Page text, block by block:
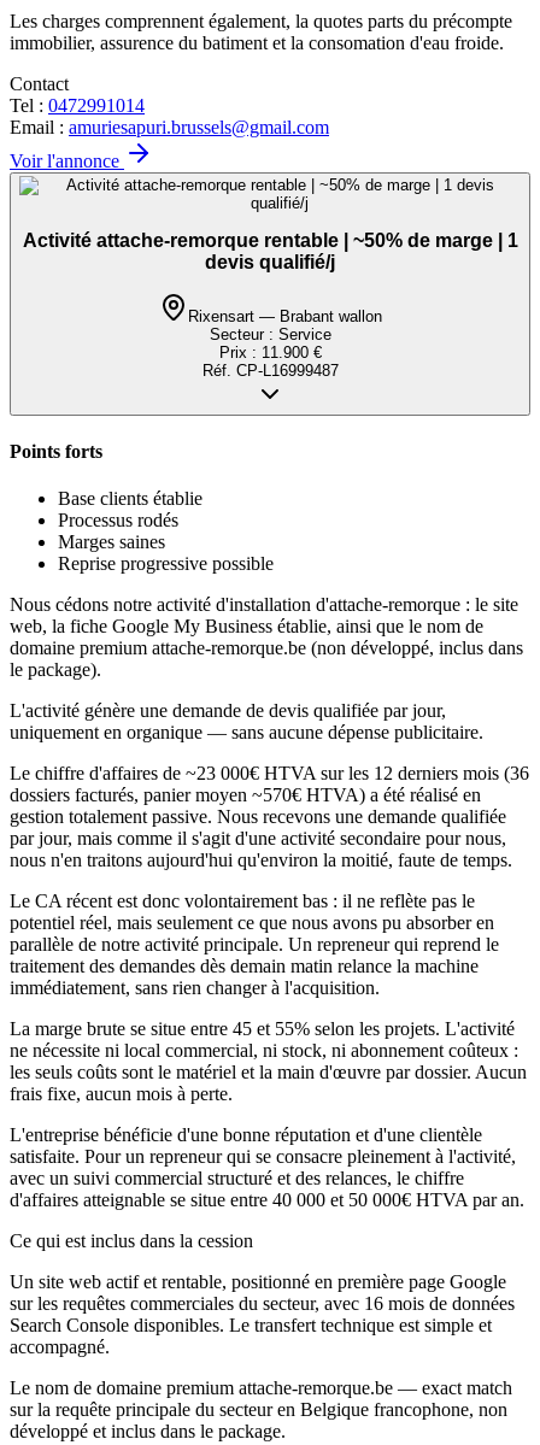
Les charges comprennent également, la quotes parts du précompte
immobilier, assurence du batiment et la consomation d'eau froide.
Contact
Tel : 0472991014
Email : amuriesapuri.brussels@gmail.com
Voir l'annonce
Activité attache-remorque rentable | ~50% de marge | 1
devis qualifié/j
Rixensart — Brabant wallon
Secteur : Service
Prix : 11.900 €
Réf. CP-L16999487
Points forts
Base clients établie
Processus rodés
Marges saines
Reprise progressive possible
Nous cédons notre activité d'installation d'attache-remorque : le site
web, la fiche Google My Business établie, ainsi que le nom de
domaine premium attache-remorque.be (non développé, inclus dans
le package).
L'activité génère une demande de devis qualifiée par jour,
uniquement en organique — sans aucune dépense publicitaire.
Le chiffre d'affaires de ~23 000€ HTVA sur les 12 derniers mois (36
dossiers facturés, panier moyen ~570€ HTVA) a été réalisé en
gestion totalement passive. Nous recevons une demande qualifiée
par jour, mais comme il s'agit d'une activité secondaire pour nous,
nous n'en traitons aujourd'hui qu'environ la moitié, faute de temps.
Le CA récent est donc volontairement bas : il ne reflète pas le
potentiel réel, mais seulement ce que nous avons pu absorber en
parallèle de notre activité principale. Un repreneur qui reprend le
traitement des demandes dès demain matin relance la machine
immédiatement, sans rien changer à l'acquisition.
La marge brute se situe entre 45 et 55% selon les projets. L'activité
ne nécessite ni local commercial, ni stock, ni abonnement coûteux :
les seuls coûts sont le matériel et la main d'œuvre par dossier. Aucun
frais fixe, aucun mois à perte.
L'entreprise bénéficie d'une bonne réputation et d'une clientèle
satisfaite. Pour un repreneur qui se consacre pleinement à l'activité,
avec un suivi commercial structuré et des relances, le chiffre
d'affaires atteignable se situe entre 40 000 et 50 000€ HTVA par an.
Ce qui est inclus dans la cession
Un site web actif et rentable, positionné en première page Google
sur les requêtes commerciales du secteur, avec 16 mois de données
Search Console disponibles. Le transfert technique est simple et
accompagné.
Le nom de domaine premium attache-remorque.be — exact match
sur la requête principale du secteur en Belgique francophone, non
développé et inclus dans le package.